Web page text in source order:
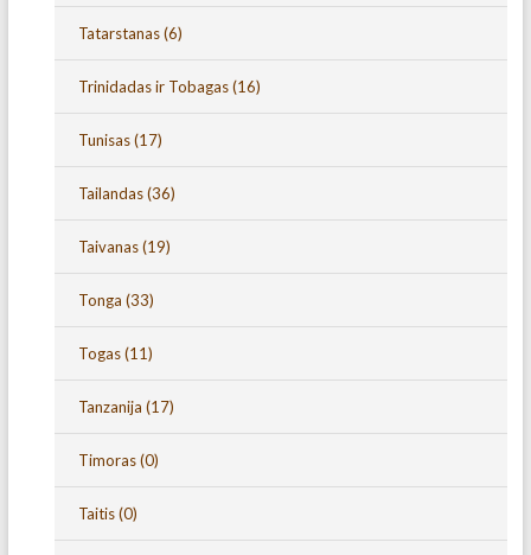
Tatarstanas(6)
Trinidadas ir Tobagas(16)
Tunisas(17)
Tailandas(36)
Taivanas(19)
Tonga (33)
Togas(11)
Tanzanija (17)
Timoras(0)
Taitis(0)